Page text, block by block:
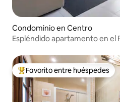
Condominio en Centro
Espléndido apartamento en el
De los mejores en Favorito
Favorito entre huéspedes